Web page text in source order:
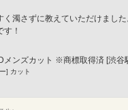
濁さずに教えていただけました
！
メンズカット ※商標取得済 [渋谷
] カット